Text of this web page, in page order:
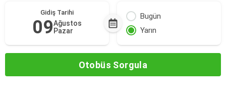
Gidiş Tarihi
09Ağustos
Pazar
Bugün
Yarın
Otobüs Sorgula